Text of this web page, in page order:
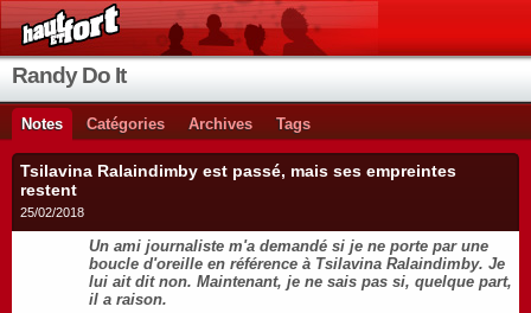
Randy Do It
Notes Catégories Archives Tags
Tsilavina Ralaindimby est passé, mais ses empreintes
restent
25/02/2018
Un ami journaliste m'a demandé si je ne porte par une
boucle d'oreille en référence à Tsilavina Ralaindimby. Je
lui ait dit non. Maintenant, je ne sais pas si, quelque part,
il a raison.